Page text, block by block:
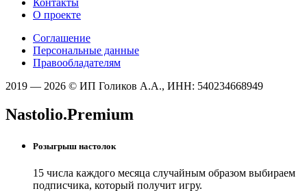
О проекте
Соглашение
Персональные данные
Правообладателям
2019 — 2026 © ИП Голиков А.А., ИНН: 540234668949
Nastolio.Premium
Розыгрыш настолок
15 числа каждого месяца случайным образом выбираем
подписчика, который получит игру.